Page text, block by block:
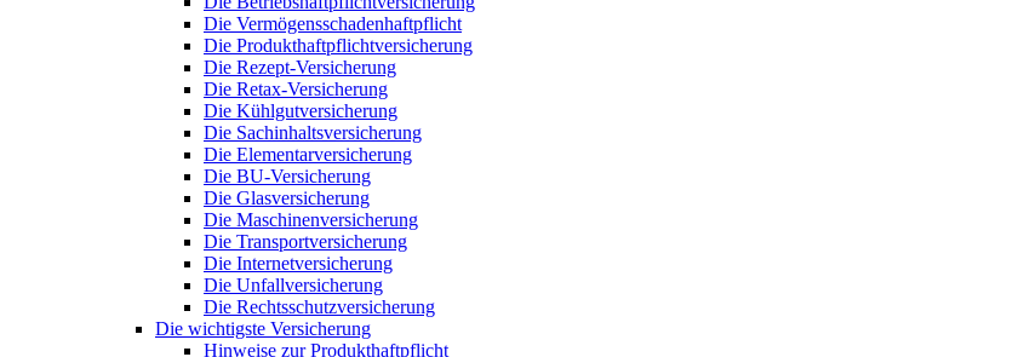
Die Vermögensschadenhaftpflicht
Die Produkthaftpflichtversicherung
Die Rezept-Versicherung
Die Retax-Versicherung
Die Kühlgutversicherung
Die Sachinhaltsversicherung
Die Elementarversicherung
Die BU-Versicherung
Die Glasversicherung
Die Maschinenversicherung
Die Transportversicherung
Die Internetversicherung
Die Unfallversicherung
Die Rechtsschutzversicherung
Die wichtigste Versicherung
Hinweise zur Produkthaftpflicht